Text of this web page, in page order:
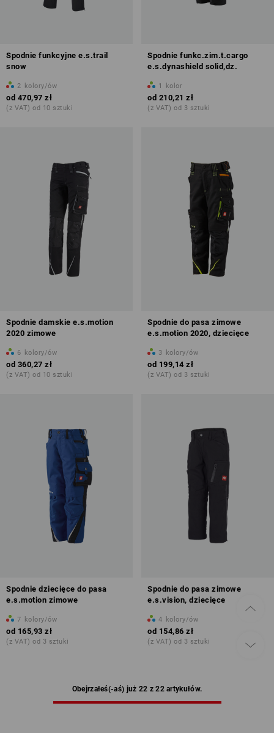
Spodnie funkcyjne e.s.trail
snow
2 kolory/ów
od 470,97 zł
(z VAT) od 10 sztuki
Spodnie funkc.zim.t.cargo
e.s.dynashield solid,dz.
1 kolor
od 210,21 zł
(z VAT) od 3 sztuki
Spodnie damskie e.s.motion
2020 zimowe
6 kolory/ów
od 360,27 zł
(z VAT) od 10 sztuki
Spodnie do pasa zimowe
e.s.motion 2020, dziecięce
3 kolory/ów
od 199,14 zł
(z VAT) od 3 sztuki
Spodnie dziecięce do pasa
e.s.motion zimowe
7 kolory/ów
od 165,93 zł
(z VAT) od 3 sztuki
Spodnie do pasa zimowe
e.s.vision, dziecięce
4 kolory/ów
od 154,86 zł
(z VAT) od 3 sztuki
Obejrzałeś(-aś) już 22 z 22 artykułów.